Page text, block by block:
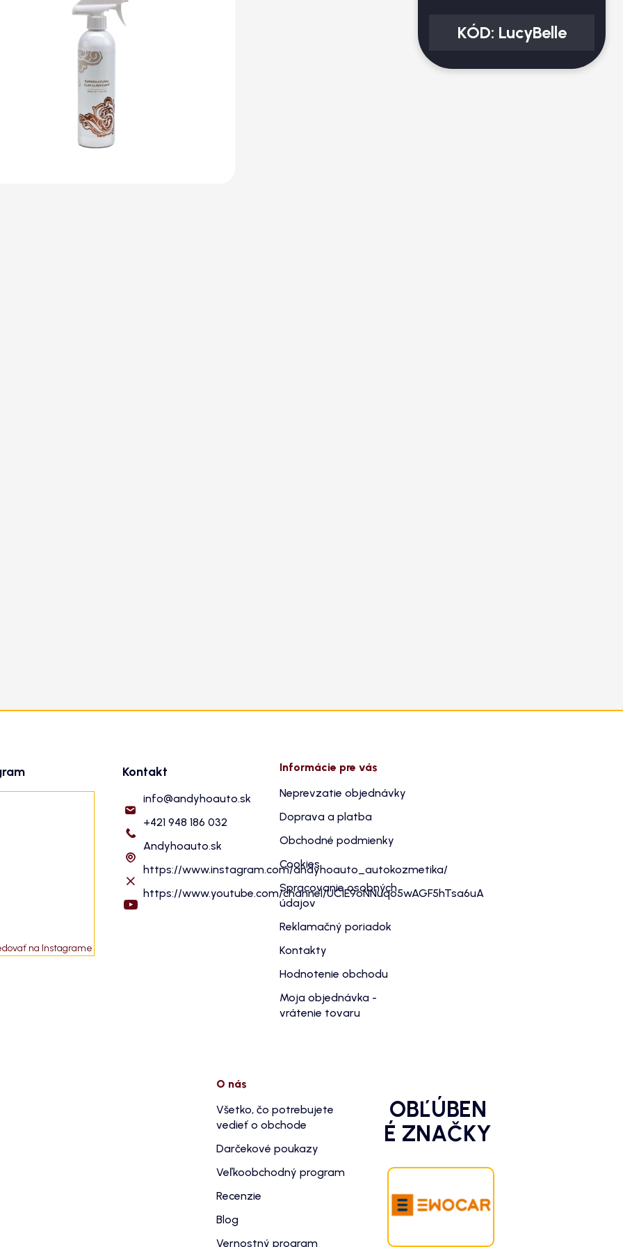
na Instagrame
Kontakt
info@andyhoauto.sk
+421 948 186 032
Andyhoauto.sk
https://www.instagram.com/andyhoauto_autokozmetika/
https://www.youtube.com/channel/UC1E9oNNuqo5wAGF5hTsa6uA
Informácie pre vás
Neprevzatie objednávky
Doprava a platba
Obchodné podmienky
Cookies
Spracovanie osobných
údajov
Reklamačný poriadok
Kontakty
Hodnotenie obchodu
Moja objednávka -
vrátenie tovaru
O nás
Všetko, čo potrebujete
vedieť o obchode
Darčekové poukazy
Veľkoobchodný program
Recenzie
Blog
Vernostný program
OBĽÚBEN
É ZNAČKY
KÓD: LucyBelle